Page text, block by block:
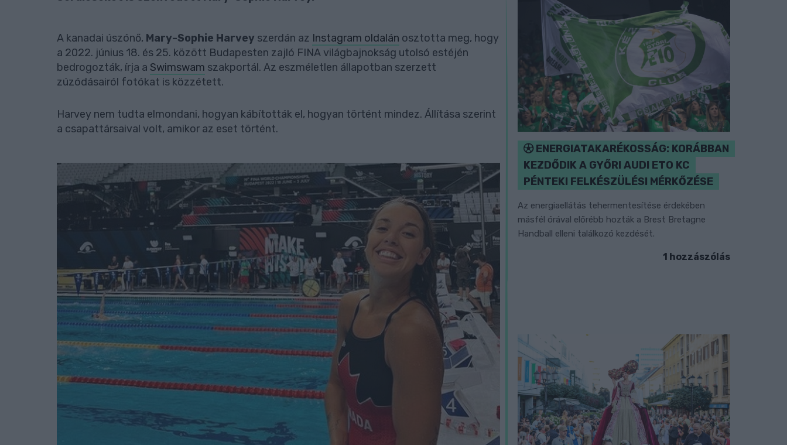
A kanadai úszónő, Mary-Sophie Harvey szerdán az Instagram oldalán osztotta meg, hogy
a 2022. június 18. és 25. között Budapesten zajló FINA világbajnokság utolsó estéjén
bedrogozták, írja a Swimswam szakportál. Az eszméletlen állapotban szerzett
zúzódásairól fotókat is közzétett.
Harvey nem tudta elmondani, hogyan kábították el, hogyan történt mindez. Állítása szerint
a csapattársaival volt, amikor az eset történt.
ENERGIATAKARÉKOSSÁG: KORÁBBAN
KEZDŐDIK A GYŐRI AUDI ETO KC
PÉNTEKI FELKÉSZÜLÉSI MÉRKŐZÉSE
Az energiaellátás tehermentesítése érdekében
másfél órával előrébb hozták a Brest Bretagne
Handball elleni találkozó kezdését.
1 hozzászólás